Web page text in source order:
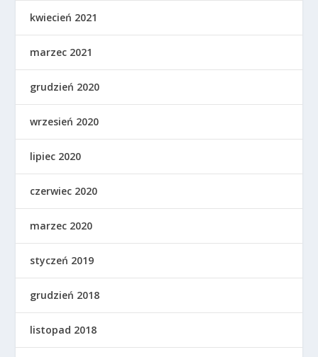
kwiecień 2021
marzec 2021
grudzień 2020
wrzesień 2020
lipiec 2020
czerwiec 2020
marzec 2020
styczeń 2019
grudzień 2018
listopad 2018